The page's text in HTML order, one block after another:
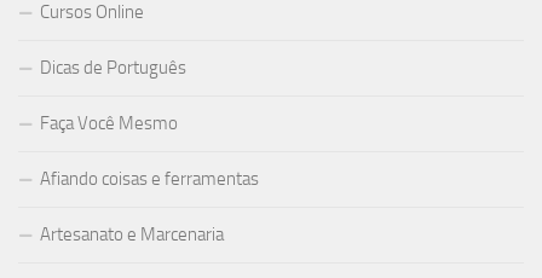
Cursos Online
Dicas de Português
Faça Você Mesmo
Afiando coisas e ferramentas
Artesanato e Marcenaria